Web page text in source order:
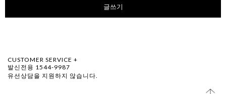
글쓰기
CUSTOMER SERVICE +
발신전용 1544-9987
유선상담을 지원하지 않습니다.